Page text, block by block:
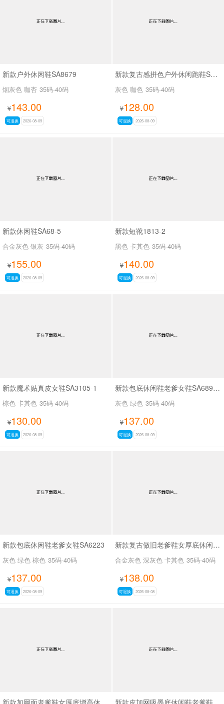
新款户外休闲鞋SA8679
烟灰色 咖杏 35码-40码
¥143.00
可退换 2026-08-09
新款复古感拼色户外休闲跑鞋SA356-6
灰色 咖色 35码-40码
¥128.00
可退换 2026-08-09
新款休闲鞋SA68-5
合金灰色 银灰 35码-40码
¥155.00
可退换 2026-08-09
新款短靴1813-2
黑色 卡其色 35码-40码
¥140.00
可退换 2026-08-09
新款魔术贴真皮女鞋SA3105-1
棕色 卡其色 35码-40码
¥130.00
可退换 2026-08-09
新款包底休闲鞋老爹女鞋SA689-13
灰色 绿色 35码-40码
¥137.00
可退换 2026-08-09
新款包底休闲鞋老爹女鞋SA6223
灰色 绿色 棕色 35码-40码
¥137.00
可退换 2026-08-09
新款复古做旧老爹鞋女厚底休闲运动鞋SA2680
合金灰色 深灰色 卡其色 35码-40码
¥138.00
可退换 2026-08-08